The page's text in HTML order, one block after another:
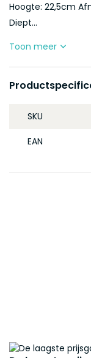
Hoogte: 22,5cm
Diept...
Toon meer
SKU
EAN